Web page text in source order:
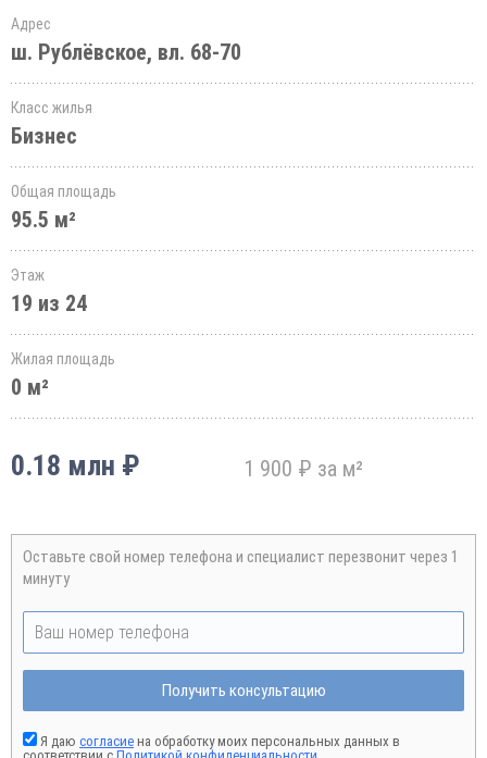
Адрес
ш. Рублёвское, вл. 68-70
Класс жилья
Бизнес
Общая площадь
95.5 м²
Этаж
19 из 24
Жилая площадь
0 м²
0.18 млн ₽ 1 900 ₽ за м²
Оставьте свой номер телефона и специалист перезвонит через 1
минуту
Получить консультацию
Я даю согласие на обработку моих персональных данных в